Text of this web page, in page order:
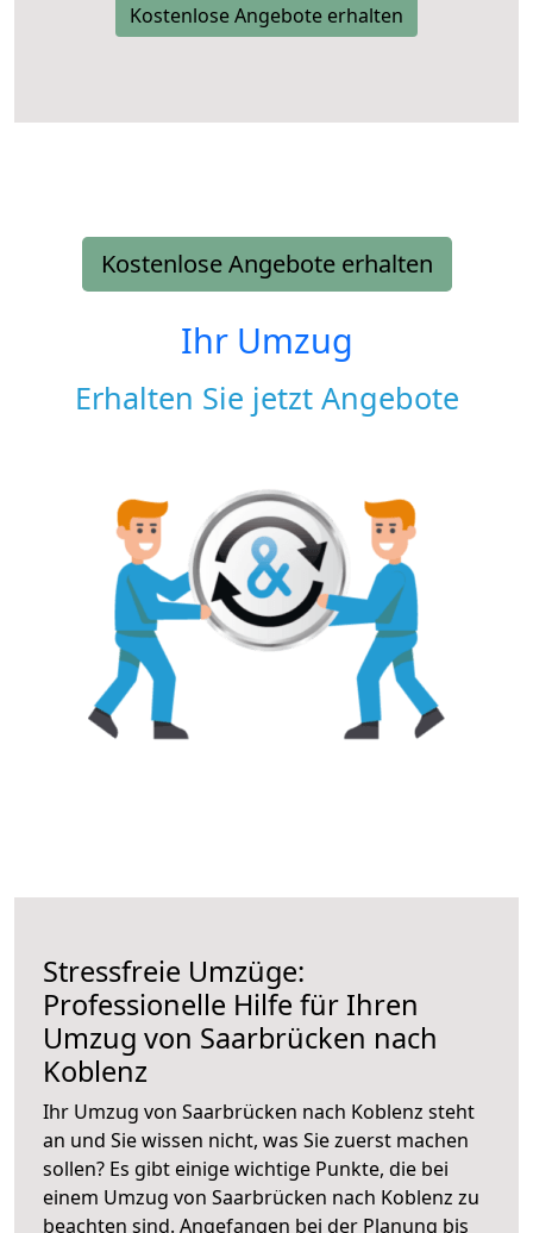
Kostenlose Angebote erhalten
Kostenlose Angebote erhalten
Ihr Umzug
Erhalten Sie jetzt Angebote
Stressfreie Umzüge:
Professionelle Hilfe für Ihren
Umzug von Saarbrücken nach
Koblenz
Ihr Umzug von Saarbrücken nach Koblenz steht
an und Sie wissen nicht, was Sie zuerst machen
sollen? Es gibt einige wichtige Punkte, die bei
einem Umzug von Saarbrücken nach Koblenz zu
beachten sind. Angefangen bei der Planung bis